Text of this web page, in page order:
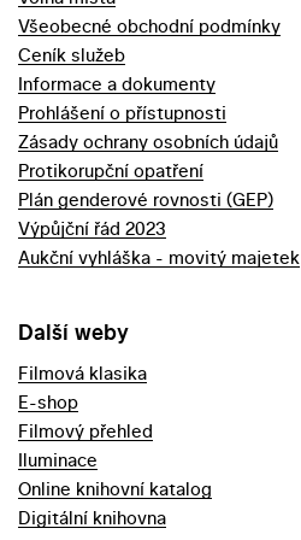
Všeobecné obchodní podmínky
Ceník služeb
Informace a dokumenty
Prohlášení o přístupnosti
Zásady ochrany osobních údajů
Protikorupční opatření
Plán genderové rovnosti (GEP)
Výpůjční řád 2023
Aukční vyhláška - movitý majetek
Další weby
Filmová klasika
E-shop
Filmový přehled
Iluminace
Online knihovní katalog
Digitální knihovna